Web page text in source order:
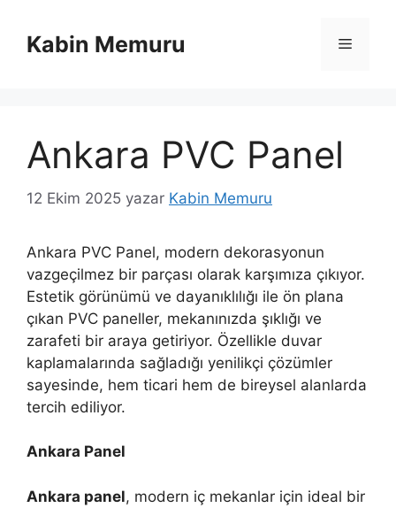
Kabin Memuru Menü
Ankara PVC Panel
12 Ekim 2025 yazar Kabin Memuru
Ankara PVC Panel, modern dekorasyonun
vazgeçilmez bir parçası olarak karşımıza çıkıyor.
Estetik görünümü ve dayanıklılığı ile ön plana
çıkan PVC paneller, mekanınızda şıklığı ve
zarafeti bir araya getiriyor. Özellikle duvar
kaplamalarında sağladığı yenilikçi çözümler
sayesinde, hem ticari hem de bireysel alanlarda
tercih ediliyor.
Ankara Panel
Ankara panel, modern iç mekanlar için ideal bir